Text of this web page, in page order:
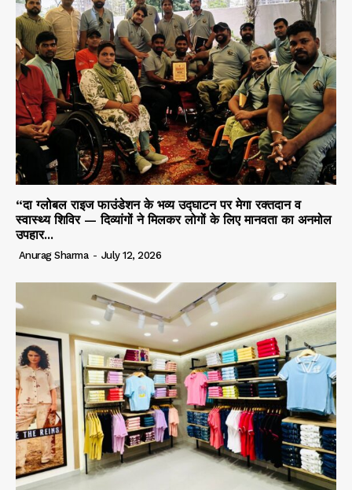
“दा ग्लोबल राइज फाउंडेशन के भव्य उद्घाटन पर मेगा रक्तदान व
स्वास्थ्य शिविर — दिव्यांगों ने मिलकर लोगों के लिए मानवता का अनमोल
उपहार...
Anurag Sharma - July 12, 2026